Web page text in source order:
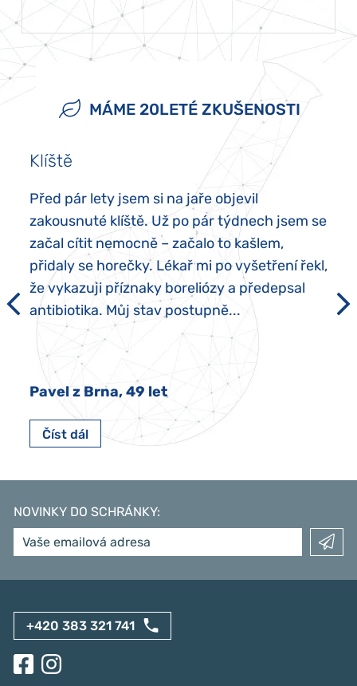
MÁME 20LETÉ ZKUŠENOSTI
Klíště
Před pár lety jsem si na jaře objevil
zakousnuté klíště. Už po pár týdnech jsem se
začal cítit nemocně – začalo to kašlem,
přidaly se horečky. Lékař mi po vyšetření řekl,
že vykazuji příznaky boreliózy a předepsal
antibiotika. Můj stav postupně...
Pavel z Brna, 49 let
Číst dál
NOVINKY DO SCHRÁNKY:
+420 383 321 741